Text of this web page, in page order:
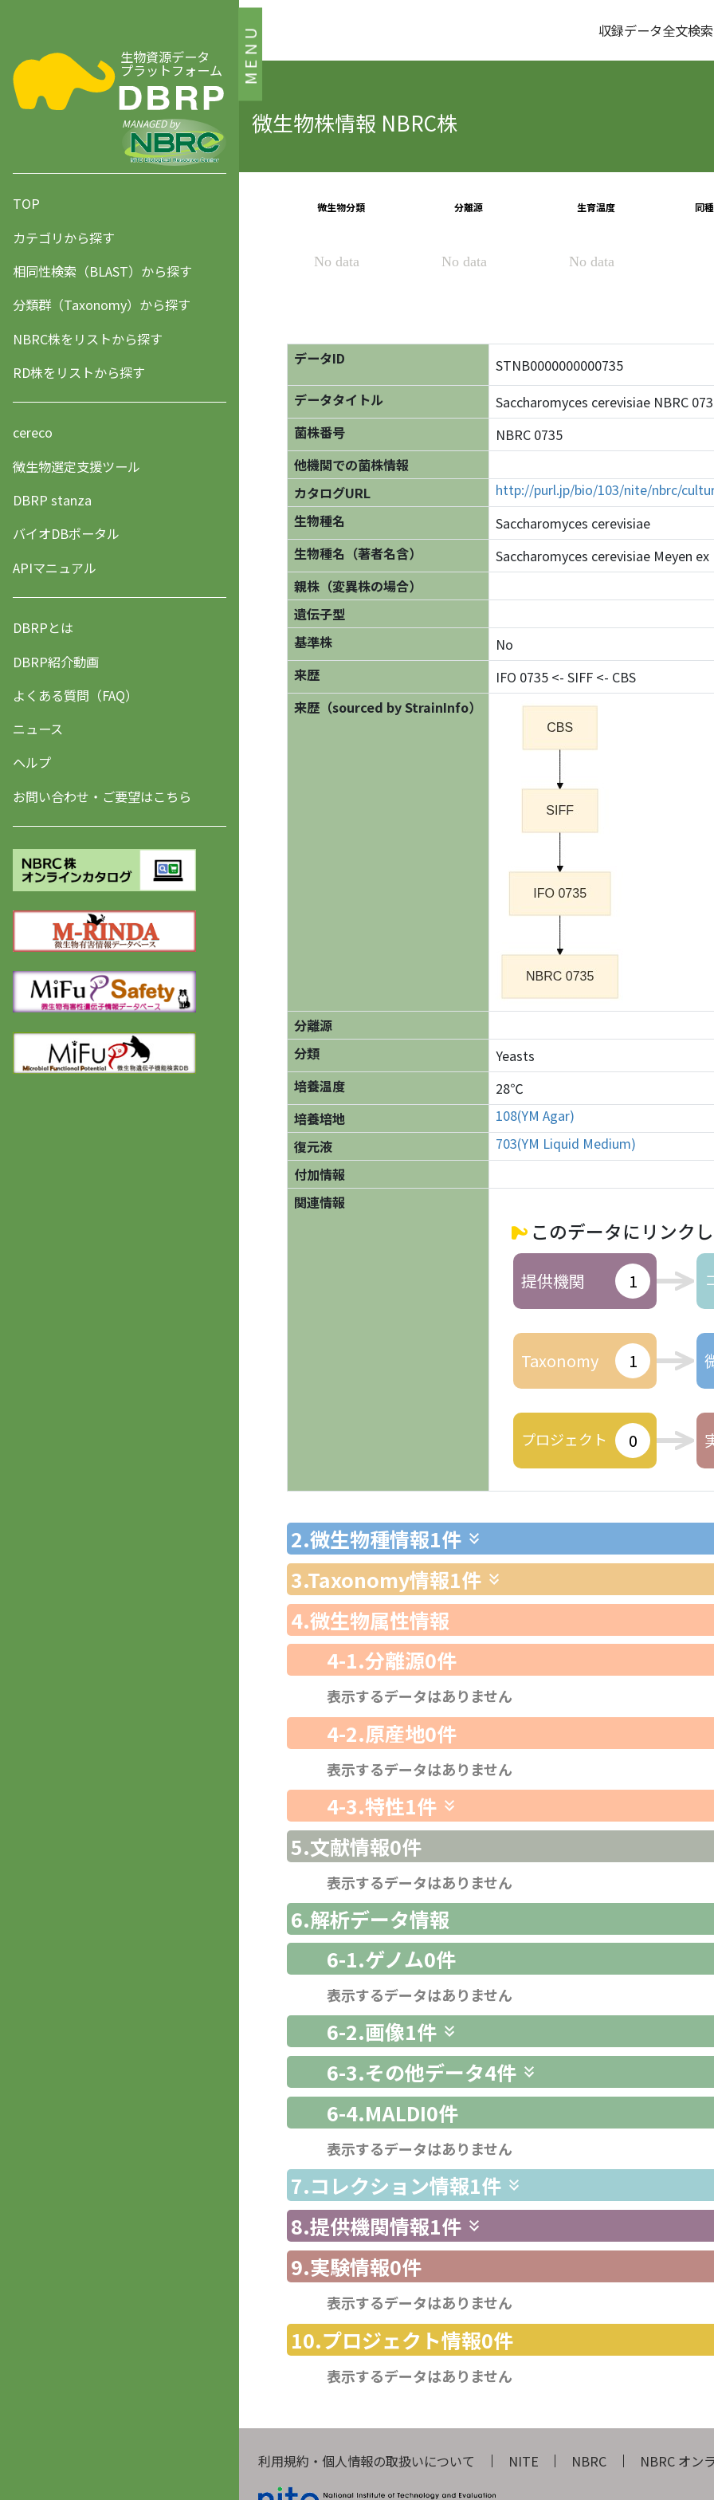
MENU
生物資源データ
プラットフォーム
MANAGED by
TOP
カテゴリから探す
相同性検索（BLAST）から探す
分類群（Taxonomy）から探す
NBRC株をリストから探す
RD株をリストから探す
cereco
微生物選定支援ツール
DBRP stanza
バイオDBポータル
APIマニュアル
DBRPとは
DBRP紹介動画
よくある質問（FAQ）
ニュース
ヘルプ
お問い合わせ・ご要望はこちら
収録データ全文検索
微生物株情報 NBRC株
データID
STNB0000000000735
データタイトル
Saccharomyces cerevisiae NBRC
菌株番号
NBRC 0735
他機関での菌株情報
カタログURL
http://purl.jp/bio/103/nite/nbrc/
生物種名
Saccharomyces cerevisiae
生物種名（著者名含）
Saccharomyces cerevisiae Meyen ex
親株（変異株の場合）
遺伝子型
基準株
No
来歴
IFO 0735 <- SIFF <- CBS
来歴（sourced by StrainInfo）
分離源
分類
Yeasts
培養温度
28℃
培養培地
108(YM Agar)
復元液
703(YM Liquid Medium)
付加情報
関連情報
このデータにリンク
提供機関 1
Taxonomy 1
プロジェクト 0
2.微生物種情報1件
3.Taxonomy情報1件
4.微生物属性情報
4-1.分離源0件
表示するデータはありません
4-2.原産地0件
表示するデータはありません
4-3.特性1件
5.文献情報0件
表示するデータはありません
6.解析データ情報
6-1.ゲノム0件
表示するデータはありません
6-2.画像1件
6-3.その他データ4件
6-4.MALDI0件
表示するデータはありません
7.コレクション情報1件
8.提供機関情報1件
9.実験情報0件
表示するデータはありません
10.プロジェクト情報0件
表示するデータはありません
利用規約・個人情報の取扱いについて NITE NBRC NBRC オン